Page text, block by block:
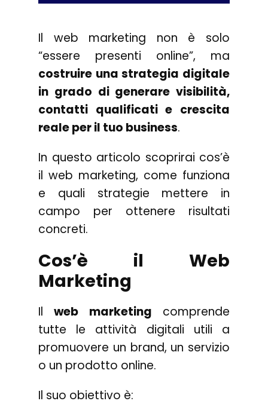
Il web marketing non è solo
“essere presenti online”, ma
costruire una strategia digitale
in grado di generare visibilità,
contatti qualificati e crescita
reale per il tuo business.
In questo articolo scoprirai cos’è
il web marketing, come funziona
e quali strategie mettere in
campo per ottenere risultati
concreti.
Cos’è il Web
Marketing
Ilweb marketing comprende
tutte le attività digitali utili a
promuovere un brand, un servizio
o un prodotto online.
Il suo obiettivo è: